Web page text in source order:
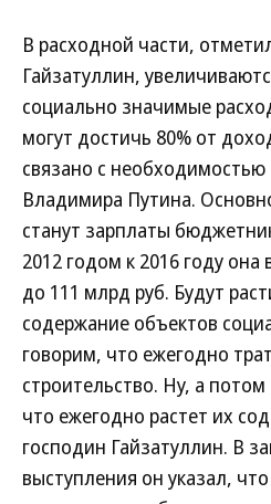
В расходной части,
Гайзатуллин,
социально значимые
могут достичь 80% от
связано с необходимостью
Владимира Путина.
станут зарплаты
2012 годом к 2016 году она
до 111 млрд руб. Будут
содержание объектов
говорим, что ежегодно
строительство. Ну, а
что ежегодно растет их
господин Гайзатуллин. В
выступления он указал,